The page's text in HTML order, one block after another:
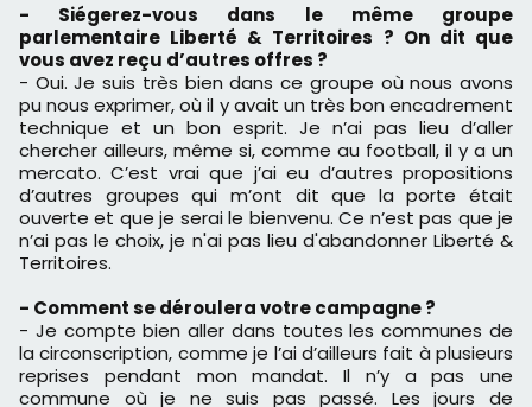
- Siégerez-vous dans le même groupe
parlementaire Liberté & Territoires ? On dit que
vous avez reçu d’autres offres ?
- Oui. Je suis très bien dans ce groupe où nous avons
pu nous exprimer, où il y avait un très bon encadrement
technique et un bon esprit. Je n’ai pas lieu d’aller
chercher ailleurs, même si, comme au football, il y a un
mercato. C’est vrai que j’ai eu d’autres propositions
d’autres groupes qui m’ont dit que la porte était
ouverte et que je serai le bienvenu. Ce n’est pas que je
n’ai pas le choix, je n'ai pas lieu d'abandonner Liberté &
Territoires.
- Comment se déroulera votre campagne ?
- Je compte bien aller dans toutes les communes de
la circonscription, comme je l’ai d’ailleurs fait à plusieurs
reprises pendant mon mandat. Il n’y a pas une
commune où je ne suis pas passé. Les jours de